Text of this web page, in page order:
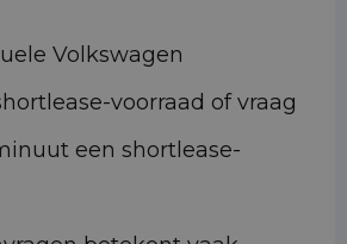
Volkswagen
voorraad of vraag
een shortlease-